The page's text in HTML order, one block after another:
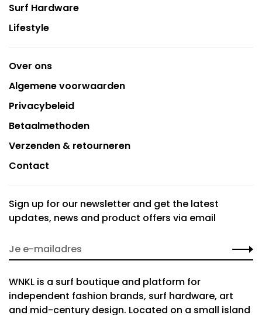
Surf Hardware
Lifestyle
Over ons
Algemene voorwaarden
Privacybeleid
Betaalmethoden
Verzenden & retourneren
Contact
Sign up for our newsletter and get the latest
updates, news and product offers via email
WNKL is a surf boutique and platform for
independent fashion brands, surf hardware, art
and mid-century design. Located on a small island